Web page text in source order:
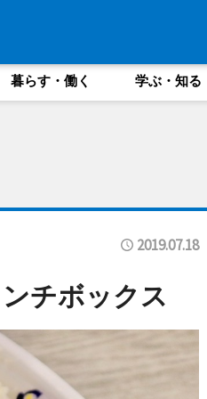
暮らす・働く 学ぶ・知る
2019.07.18
チボックス